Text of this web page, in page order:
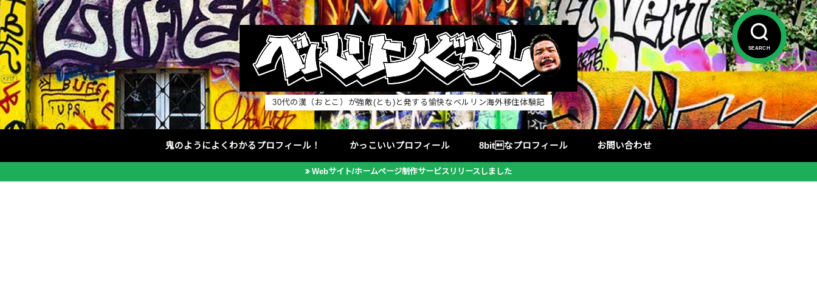
SEARCH
30代の漢（おとこ）が強敵(とも)と発する愉快なベルリン海外移住体験記
鬼のようによくわかるプロフィール！ かっこいいプロフィール 8bitなプロフィール お問い合わせ
Webサイト/ホームページ制作サービスリリースしました